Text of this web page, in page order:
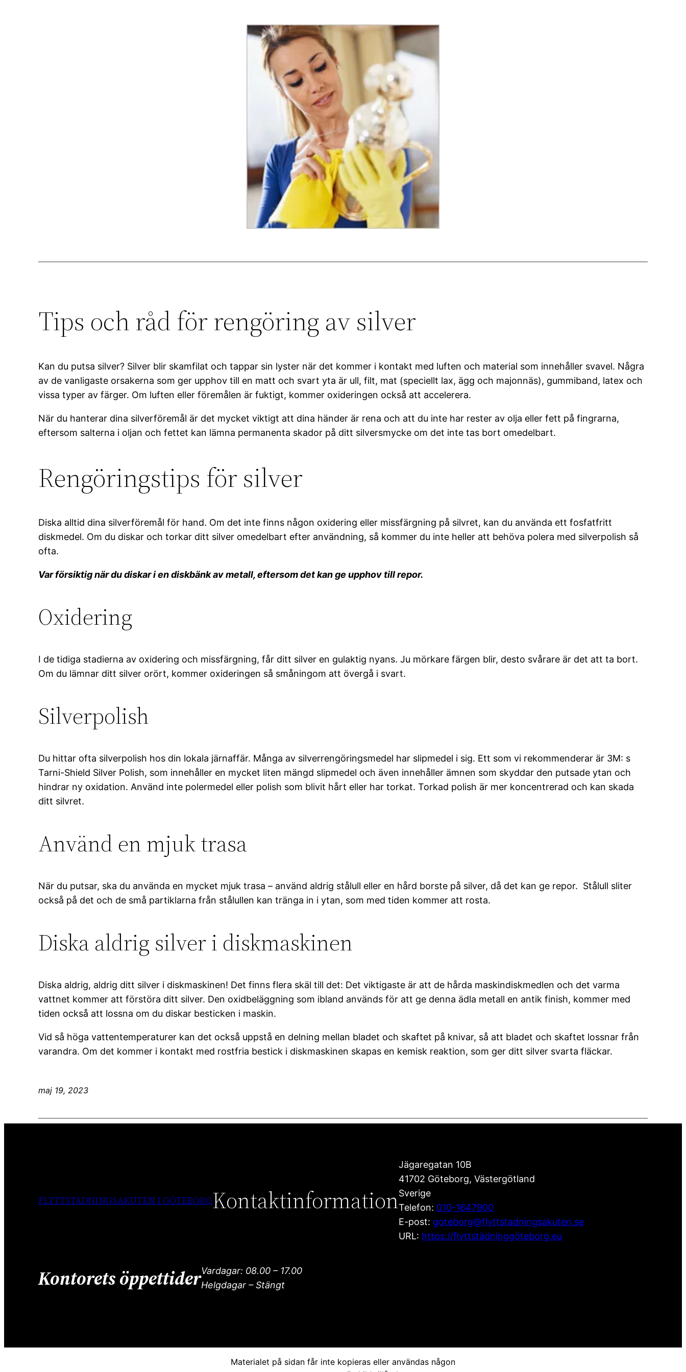
Tips och råd för rengöring av silver
Kan du putsa silver? Silver blir skamfilat och tappar sin lyster när det kommer i kontakt med luften och material som innehåller svavel. Några
av de vanligaste orsakerna som ger upphov till en matt och svart yta är ull, filt, mat (speciellt lax, ägg och majonnäs), gummiband, latex och
vissa typer av färger. Om luften eller föremålen är fuktigt, kommer oxideringen också att accelerera.
När du hanterar dina silverföremål är det mycket viktigt att dina händer är rena och att du inte har rester av olja eller fett på fingrarna,
eftersom salterna i oljan och fettet kan lämna permanenta skador på ditt silversmycke om det inte tas bort omedelbart.
Rengöringstips för silver
Diska alltid dina silverföremål för hand. Om det inte finns någon oxidering eller missfärgning på silvret, kan du använda ett fosfatfritt
diskmedel. Om du diskar och torkar ditt silver omedelbart efter användning, så kommer du inte heller att behöva polera med silverpolish så
ofta.
Var försiktig när du diskar i en diskbänk av metall, eftersom det kan ge upphov till repor.
Oxidering
I de tidiga stadierna av oxidering och missfärgning, får ditt silver en gulaktig nyans. Ju mörkare färgen blir, desto svårare är det att ta bort.
Om du lämnar ditt silver orört, kommer oxideringen så småningom att övergå i svart.
Silverpolish
Du hittar ofta silverpolish hos din lokala järnaffär. Många av silverrengöringsmedel har slipmedel i sig. Ett som vi rekommenderar är 3M: s
Tarni-Shield Silver Polish, som innehåller en mycket liten mängd slipmedel och även innehåller ämnen som skyddar den putsade ytan och
hindrar ny oxidation. Använd inte polermedel eller polish som blivit hårt eller har torkat. Torkad polish är mer koncentrerad och kan skada
ditt silvret.
Använd en mjuk trasa
När du putsar, ska du använda en mycket mjuk trasa – använd aldrig stålull eller en hård borste på silver, då det kan ge repor. Stålull sliter
också på det och de små partiklarna från stålullen kan tränga in i ytan, som med tiden kommer att rosta.
Diska aldrig silver i diskmaskinen
Diska aldrig, aldrig ditt silver i diskmaskinen! Det finns flera skäl till det: Det viktigaste är att de hårda maskindiskmedlen och det varma
vattnet kommer att förstöra ditt silver. Den oxidbeläggning som ibland används för att ge denna ädla metall en antik finish, kommer med
tiden också att lossna om du diskar besticken i maskin.
Vid så höga vattentemperaturer kan det också uppstå en delning mellan bladet och skaftet på knivar, så att bladet och skaftet lossnar från
varandra. Om det kommer i kontakt med rostfria bestick i diskmaskinen skapas en kemisk reaktion, som ger ditt silver svarta fläckar.
maj 19, 2023
FLYTTSTÄDNINGSAKUTEN I GÖTEBORGKontaktinformation
Jägaregatan 10B
41702 Göteborg,Västergötland
Sverige
Telefon: 010-1647900
E-post: goteborg@flyttstadningsakuten.se
URL: https://flyttstädninggöteborg.eu
Kontorets öppettiderVardagar: 08.00 – 17.00
Helgdagar – Stängt
Materialet på sidan får inte kopieras eller användas någon